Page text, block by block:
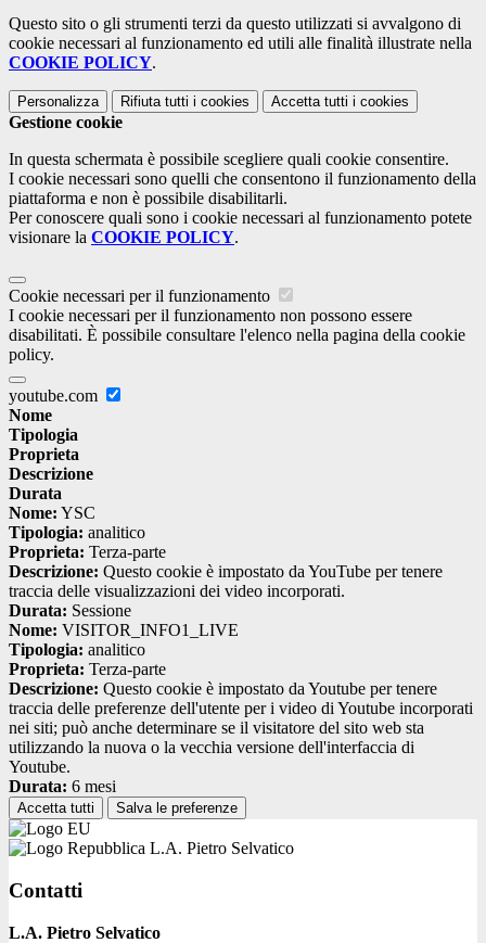
Questo sito o gli strumenti terzi da questo utilizzati si avvalgono di
cookie necessari al funzionamento ed utili alle finalità illustrate nella
COOKIE POLICY.
Personalizza Rifiuta tutti i cookies Accetta tutti i cookies
Gestione cookie
In questa schermata è possibile scegliere quali cookie consentire.
I cookie necessari sono quelli che consentono il funzionamento della
piattaforma e non è possibile disabilitarli.
Per conoscere quali sono i cookie necessari al funzionamento potete
visionare la COOKIE POLICY.
Cookie necessari per il funzionamento
I cookie necessari per il funzionamento non possono essere
disabilitati. È possibile consultare l'elenco nella pagina della cookie
policy.
youtube.com
Nome
Tipologia
Proprieta
Descrizione
Durata
Nome: YSC
Tipologia: analitico
Proprieta: Terza-parte
Descrizione: Questo cookie è impostato da YouTube per tenere
traccia delle visualizzazioni dei video incorporati.
Durata: Sessione
Nome: VISITOR_INFO1_LIVE
Tipologia: analitico
Proprieta: Terza-parte
Descrizione: Questo cookie è impostato da Youtube per tenere
traccia delle preferenze dell'utente per i video di Youtube incorporati
nei siti; può anche determinare se il visitatore del sito web sta
utilizzando la nuova o la vecchia versione dell'interfaccia di
Youtube.
Durata: 6 mesi
Accetta tutti Salva le preferenze
L.A. Pietro Selvatico
Contatti
L.A. Pietro Selvatico